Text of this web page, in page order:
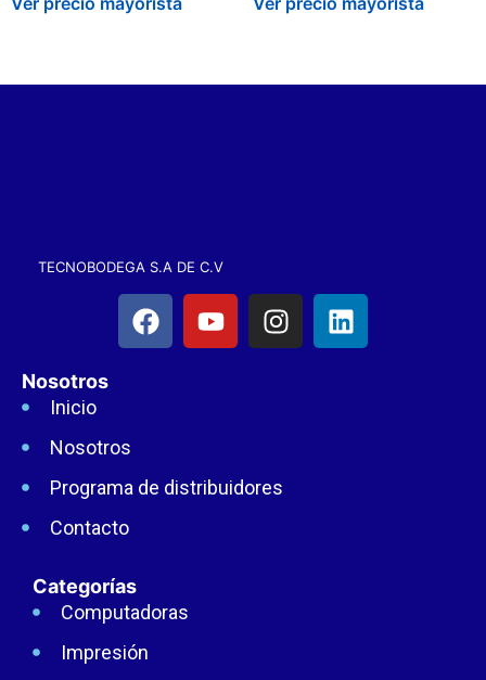
TECNOBODEGA S.A DE C.V
Nosotros
Inicio
Nosotros
Programa de distribuidores
Contacto
Categorías
Computadoras
Impresión